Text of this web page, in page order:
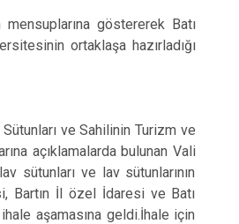
göstererek Batı
ortaklaşa hazırladığı
ve Sahilinin Turizm ve
açıklamalarda bulunan Vali
sütunları ve lav sütunlarının
Bartın İl özel İdaresi ve Batı
aşamasına geldi.İhale için